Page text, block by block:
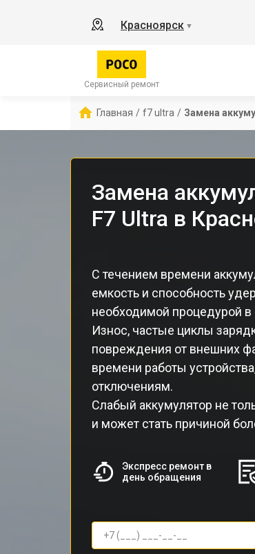
Красноярск ▼
Сервисный ремонт
Главная / f7 ultra / Замена
Замена
F7 Ultra в
С течением времени
емкость и способность
необходимой процедурой
Износ, частые циклы
повреждения от внешних
времени работы
отключениям.
Слабый аккумулятор не
и может стать причиной
Экспресс ремонт в
день обращения